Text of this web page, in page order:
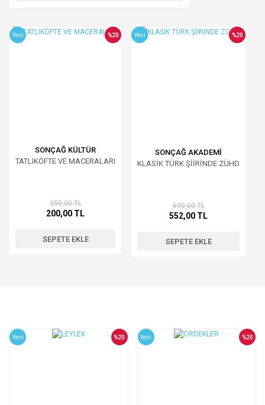
Yeni
SONÇAĞ KÜLTÜR
TATLIKÖFTE VE MACERALARI
%20
250,00 TL
200,00 TL
SEPETE EKLE
Yeni
SONÇAĞ AKADEMİ
KLASİK TÜRK ŞİİRİNDE ZÜHD
%20
690,00 TL
552,00 TL
SEPETE EKLE
Yeni %20 Yeni %20